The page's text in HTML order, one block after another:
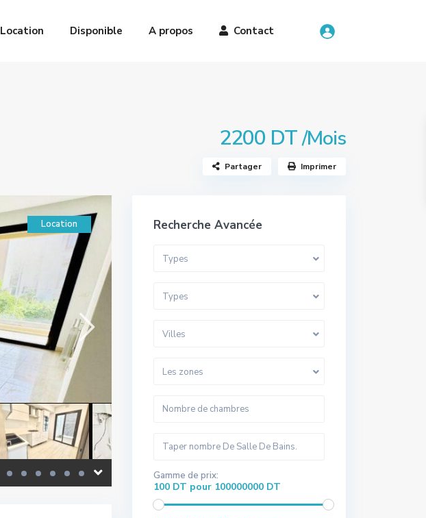
Location Disponible A propos Contact
2200 DT/Mois
Partager Imprimer
Location Recherche Avancée
Types
Types
Villes
Les zones
Gamme de prix:
100 DT pour 100000000 DT